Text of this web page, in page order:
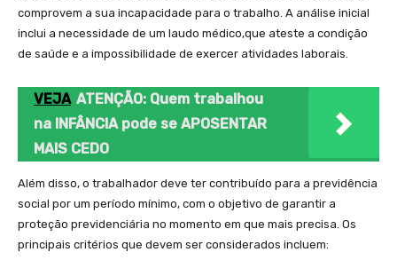
comprovem a sua incapacidade para o trabalho. A análise inicial
inclui⁣ a necessidade de um laudo médico,que ateste a condição
⁤de saúde e a impossibilidade de exercer atividades laborais.
VEJA ATENÇÃO: Quem trabalhou
na INFÂNCIA pode se APOSENTAR
MAIS CEDO
Além disso, o trabalhador deve‌ ter contribuído para a previdência
social por um período mínimo, com o objetivo de garantir a
proteção previdenciária no momento em que mais precisa. Os
principais ‍critérios que devem ser considerados ⁢incluem: